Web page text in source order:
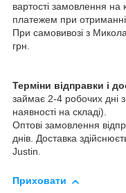
вартості замовлення
платежем при
При самовивозі з
грн.
Терміни відправки і
займає 2-4 робочих дні
наявності на складі).
Оптові замовлення
днів. Доставка
Justin.
Приховати